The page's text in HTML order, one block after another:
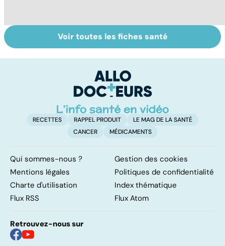
Staphylocoque
doré : une
Qu'est-ce que le
coma ?
Voir toutes les fiches santé
RECETTES RAPPEL PRODUIT
LE MAG DE LA SANTÉ
CANCER
MÉDICAMENTS
Qui sommes-nous ?
Gestion des cookies
Mentions légales
Politiques de confidentialité
Charte d'utilisation
Index thématique
Flux RSS
Flux Atom
Retrouvez-nous sur